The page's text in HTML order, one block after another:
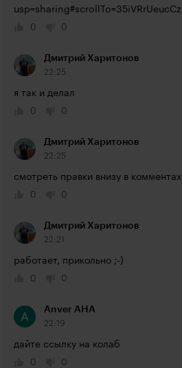
usp=sharing#scrollTo=35iVRrUeucCz
0
0
Дмитрий Харитонов
22:25
я так и делал
0
0
Дмитрий Харитонов
22:25
смотреть правки внизу в комментах
0
0
Дмитрий Харитонов
22:21
работает, прикольно ;-)
0
0
Anver AHA
22:19
дайте ссылку на колаб
0
0